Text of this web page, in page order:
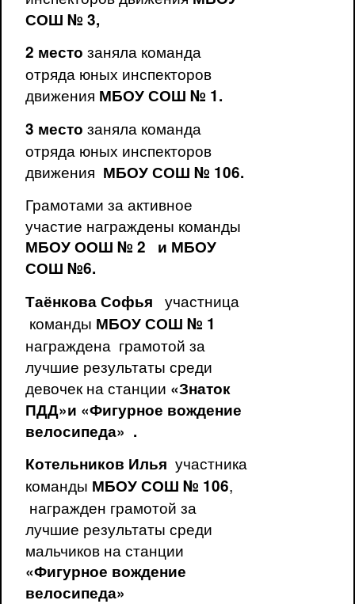
СОШ № 3,
2 место заняла команда
отряда юных инспекторов
движения МБОУ СОШ № 1.
3 место заняла команда
отряда юных инспекторов
движения МБОУ СОШ № 106.
Грамотами за активное
участие награждены команды
МБОУ ООШ № 2 и МБОУ
СОШ №6.
Таёнкова Софья участница
команды МБОУ СОШ № 1
награждена грамотой за
лучшие результаты среди
девочек на станции «Знаток
ПДД»и «Фигурное вождение
велосипеда» .
Котельников Илья участника
команды МБОУ СОШ № 106,
награжден грамотой за
лучшие результаты среди
мальчиков на станции
«Фигурное вождение
велосипеда»